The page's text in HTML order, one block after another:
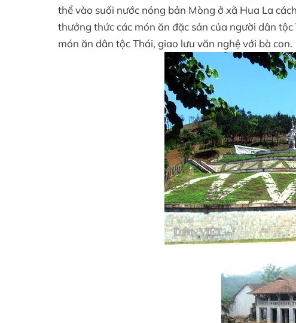
thể vào suối nước nóng bản Mòng ở xã Hua La
thưởng thức các món ăn đặc sản của người dân
món ăn dân tộc Thái, giao lưu văn nghệ với bà con.